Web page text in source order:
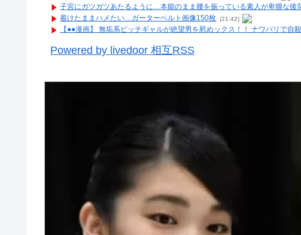
子宮にガツガツあたるように…本能のまま腰を振っている素人が卑猥な後
着けたままハメたい…ガーターベルト画像150枚 (21:42)
【●●漫画】 無垢系ビッチギャルが絶望男を慰めックス！！ ナワバリで
Powered by livedoor 相互RSS